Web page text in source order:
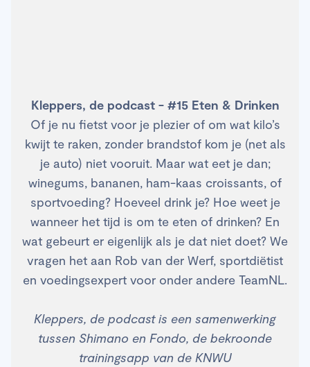
Kleppers, de podcast - #15 Eten & Drinken
Of je nu fietst voor je plezier of om wat kilo’s
kwijt te raken, zonder brandstof kom je (net als
je auto) niet vooruit. Maar wat eet je dan;
winegums, bananen, ham-kaas croissants, of
sportvoeding? Hoeveel drink je? Hoe weet je
wanneer het tijd is om te eten of drinken? En
wat gebeurt er eigenlijk als je dat niet doet? We
vragen het aan Rob van der Werf, sportdiëtist
en voedingsexpert voor onder andere TeamNL.
Kleppers, de podcast is een samenwerking
tussen Shimano en Fondo, de bekroonde
trainingsapp van de KNWU